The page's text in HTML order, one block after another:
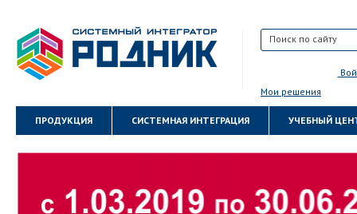
Мои решения
ПРОДУКЦИЯ СИСТЕМНАЯ ИНТЕГРАЦИЯ УЧЕБНЫЙ